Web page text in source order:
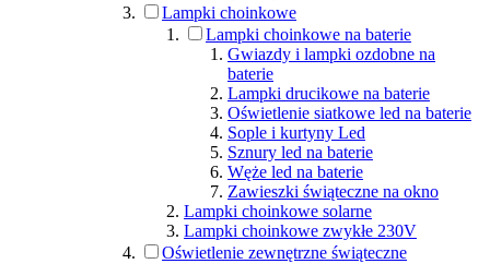
Lampki choinkowe
Lampki choinkowe na baterie
Gwiazdy i lampki ozdobne na
baterie
Lampki drucikowe na baterie
Oświetlenie siatkowe led na baterie
Sople i kurtyny Led
Sznury led na baterie
Węże led na baterie
Zawieszki świąteczne na okno
Lampki choinkowe solarne
Lampki choinkowe zwykłe 230V
Oświetlenie zewnętrzne świąteczne